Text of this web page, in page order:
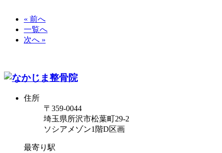
« 前へ
一覧へ
次へ »
住所
〒359-0044
埼玉県所沢市松葉町29-2
ソシアメゾン1階D区画
最寄り駅